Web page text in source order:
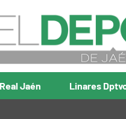
Real Jaén Linares